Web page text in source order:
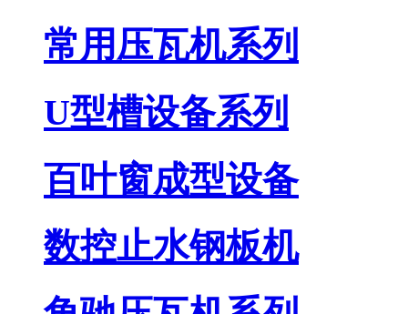
常用压瓦机系列
U型槽设备系列
百叶窗成型设备
数控止水钢板机